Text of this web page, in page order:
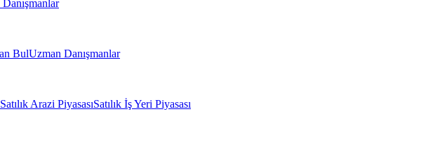
BulUzman Danışmanlar
Satılık Arazi PiyasasıSatılık İş Yeri Piyasası